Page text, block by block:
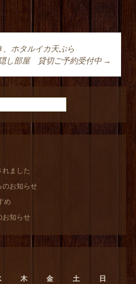
ゲーショ
、ホタルイカ天ぷら
し部屋 貸切ご予約受付中 →
れました
のお知らせ
め
お知らせ
木 金 土 日